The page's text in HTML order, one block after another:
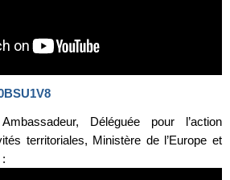
Déléguée pour l’action
territoriales, Ministère de l’Europe et